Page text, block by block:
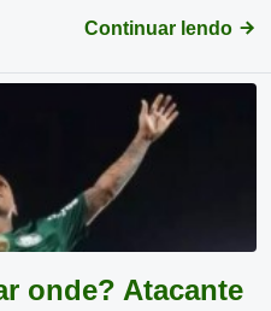
Continuar lendo
onde? Atacante